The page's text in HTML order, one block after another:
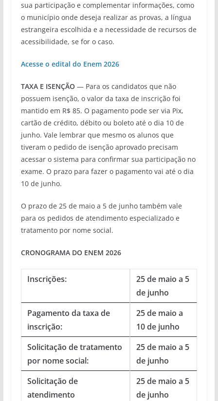
sua participação e complementar informações, como
o município onde deseja realizar as provas, a língua
estrangeira escolhida e a necessidade de recursos de
acessibilidade, se for o caso.
Acesse o edital do Enem 2026
TAXA E ISENÇÃO — Para os candidatos que não
possuem isenção, o valor da taxa de inscrição foi
mantido em R$ 85. O pagamento pode ser via Pix,
cartão de crédito, débito ou boleto até o dia 10 de
junho. Vale lembrar que mesmo os alunos que
tiveram o pedido de isenção aprovado precisam
acessar o sistema para confirmar sua participação no
exame. O prazo para fazer o pagamento vai até o dia
10 de junho.
O prazo de 25 de maio a 5 de junho também vale
para os pedidos de atendimento especializado e
tratamento por nome social.
CRONOGRAMA DO ENEM 2026
Inscrições:
25 de maio a 5
de junho
Pagamento da taxa de
inscrição:
25 de maio a
10 de junho
Solicitação de tratamento
por nome social:
25 de maio a 5
de junho
Solicitação de
atendimento
25 de maio a 5
de junho